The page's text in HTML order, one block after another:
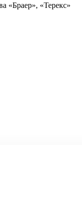
«Браер», «Терекс»